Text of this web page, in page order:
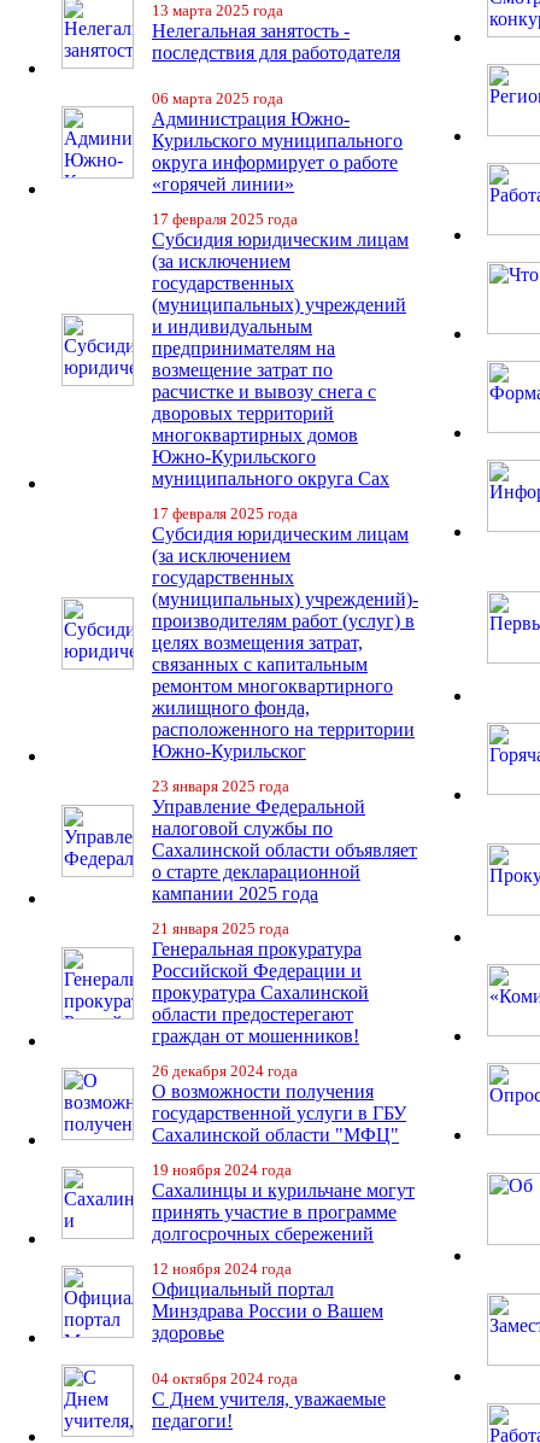
13 марта 2025 года
Нелегальная занятость -
последствия для работодателя
06 марта 2025 года
Администрация Южно-
Курильского муниципального
округа информирует о работе
«горячей линии»
17 февраля 2025 года
Субсидия юридическим лицам
(за исключением
государственных
(муниципальных) учреждений
и индивидуальным
предпринимателям на
возмещение затрат по
расчистке и вывозу снега с
дворовых территорий
многоквартирных домов
Южно-Курильского
муниципального округа Сах
17 февраля 2025 года
Субсидия юридическим лицам
(за исключением
государственных
(муниципальных) учреждений)-
производителям работ (услуг) в
целях возмещения затрат,
связанных с капитальным
ремонтом многоквартирного
жилищного фонда,
расположенного на территории
Южно-Курильског
23 января 2025 года
Управление Федеральной
налоговой службы по
Сахалинской области объявляет
о старте декларационной
кампании 2025 года
21 января 2025 года
Генеральная прокуратура
Российской Федерации и
прокуратура Сахалинской
области предостерегают
граждан от мошенников!
26 декабря 2024 года
О возможности получения
государственной услуги в ГБУ
Сахалинской области "МФЦ"
19 ноября 2024 года
Сахалинцы и курильчане могут
принять участие в программе
долгосрочных сбережений
12 ноября 2024 года
Официальный портал
Минздрава России о Вашем
здоровье
04 октября 2024 года
С Днем учителя, уважаемые
педагоги!